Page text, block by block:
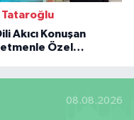
Tataroğlu
Akıcı Konuşan
Özel
08.08.2026